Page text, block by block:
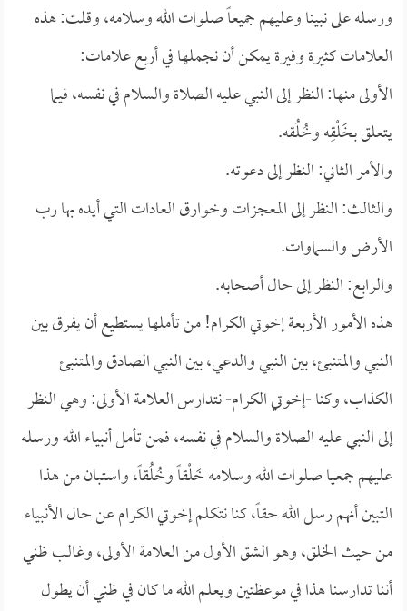
ورسله على نبينا وعليهم جميعاً صلوات الله وسلامه، وقلت: هذه
العلامات كثيرة وفيرة يمكن أن نجملها في أربع علامات:
الأولى منها: النظر إلى النبي عليه الصلاة والسلام في نفسه، فيما
يتعلق بخَلْقِه وخُلُقه.
والأمر الثاني: النظر إلى دعوته.
والثالث: النظر إلى المعجزات وخوارق العادات التي أيده بها رب
الأرض والسماوات.
والرابع: النظر إلى حال أصحابه.
هذه الأمور الأربعة إخوتي الكرام! من تأملها يستطيع أن يفرق بين
النبي والمتنبئ، بين النبي والدعي، بين النبي الصادق والمتنبئ
الكذاب، وكنا -إخوتي الكرام- نتدارس العلامة الأولى: وهي النظر
إلى النبي عليه الصلاة والسلام في نفسه، فمن تأمل أنبياء الله ورسله
عليهم جمعيا صلوات الله وسلامه خَلْقاً وخُلُقاً، واستبان من هذا
التبين أنهم رسل الله حقاً، كنا نتكلم إخوتي الكرام عن حال الأنبياء
من حيث الخلق، وهو الشق الأول من العلامة الأولى، وغالب ظني
أننا تدارسنا هذا في موعظتين ويعلم الله ما كان في ظني أن يطول